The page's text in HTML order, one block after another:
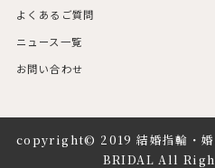
よくあるご質問
ニュース一覧
お問い合わせ
copyright© 2019結婚指輪・
BRIDAL All